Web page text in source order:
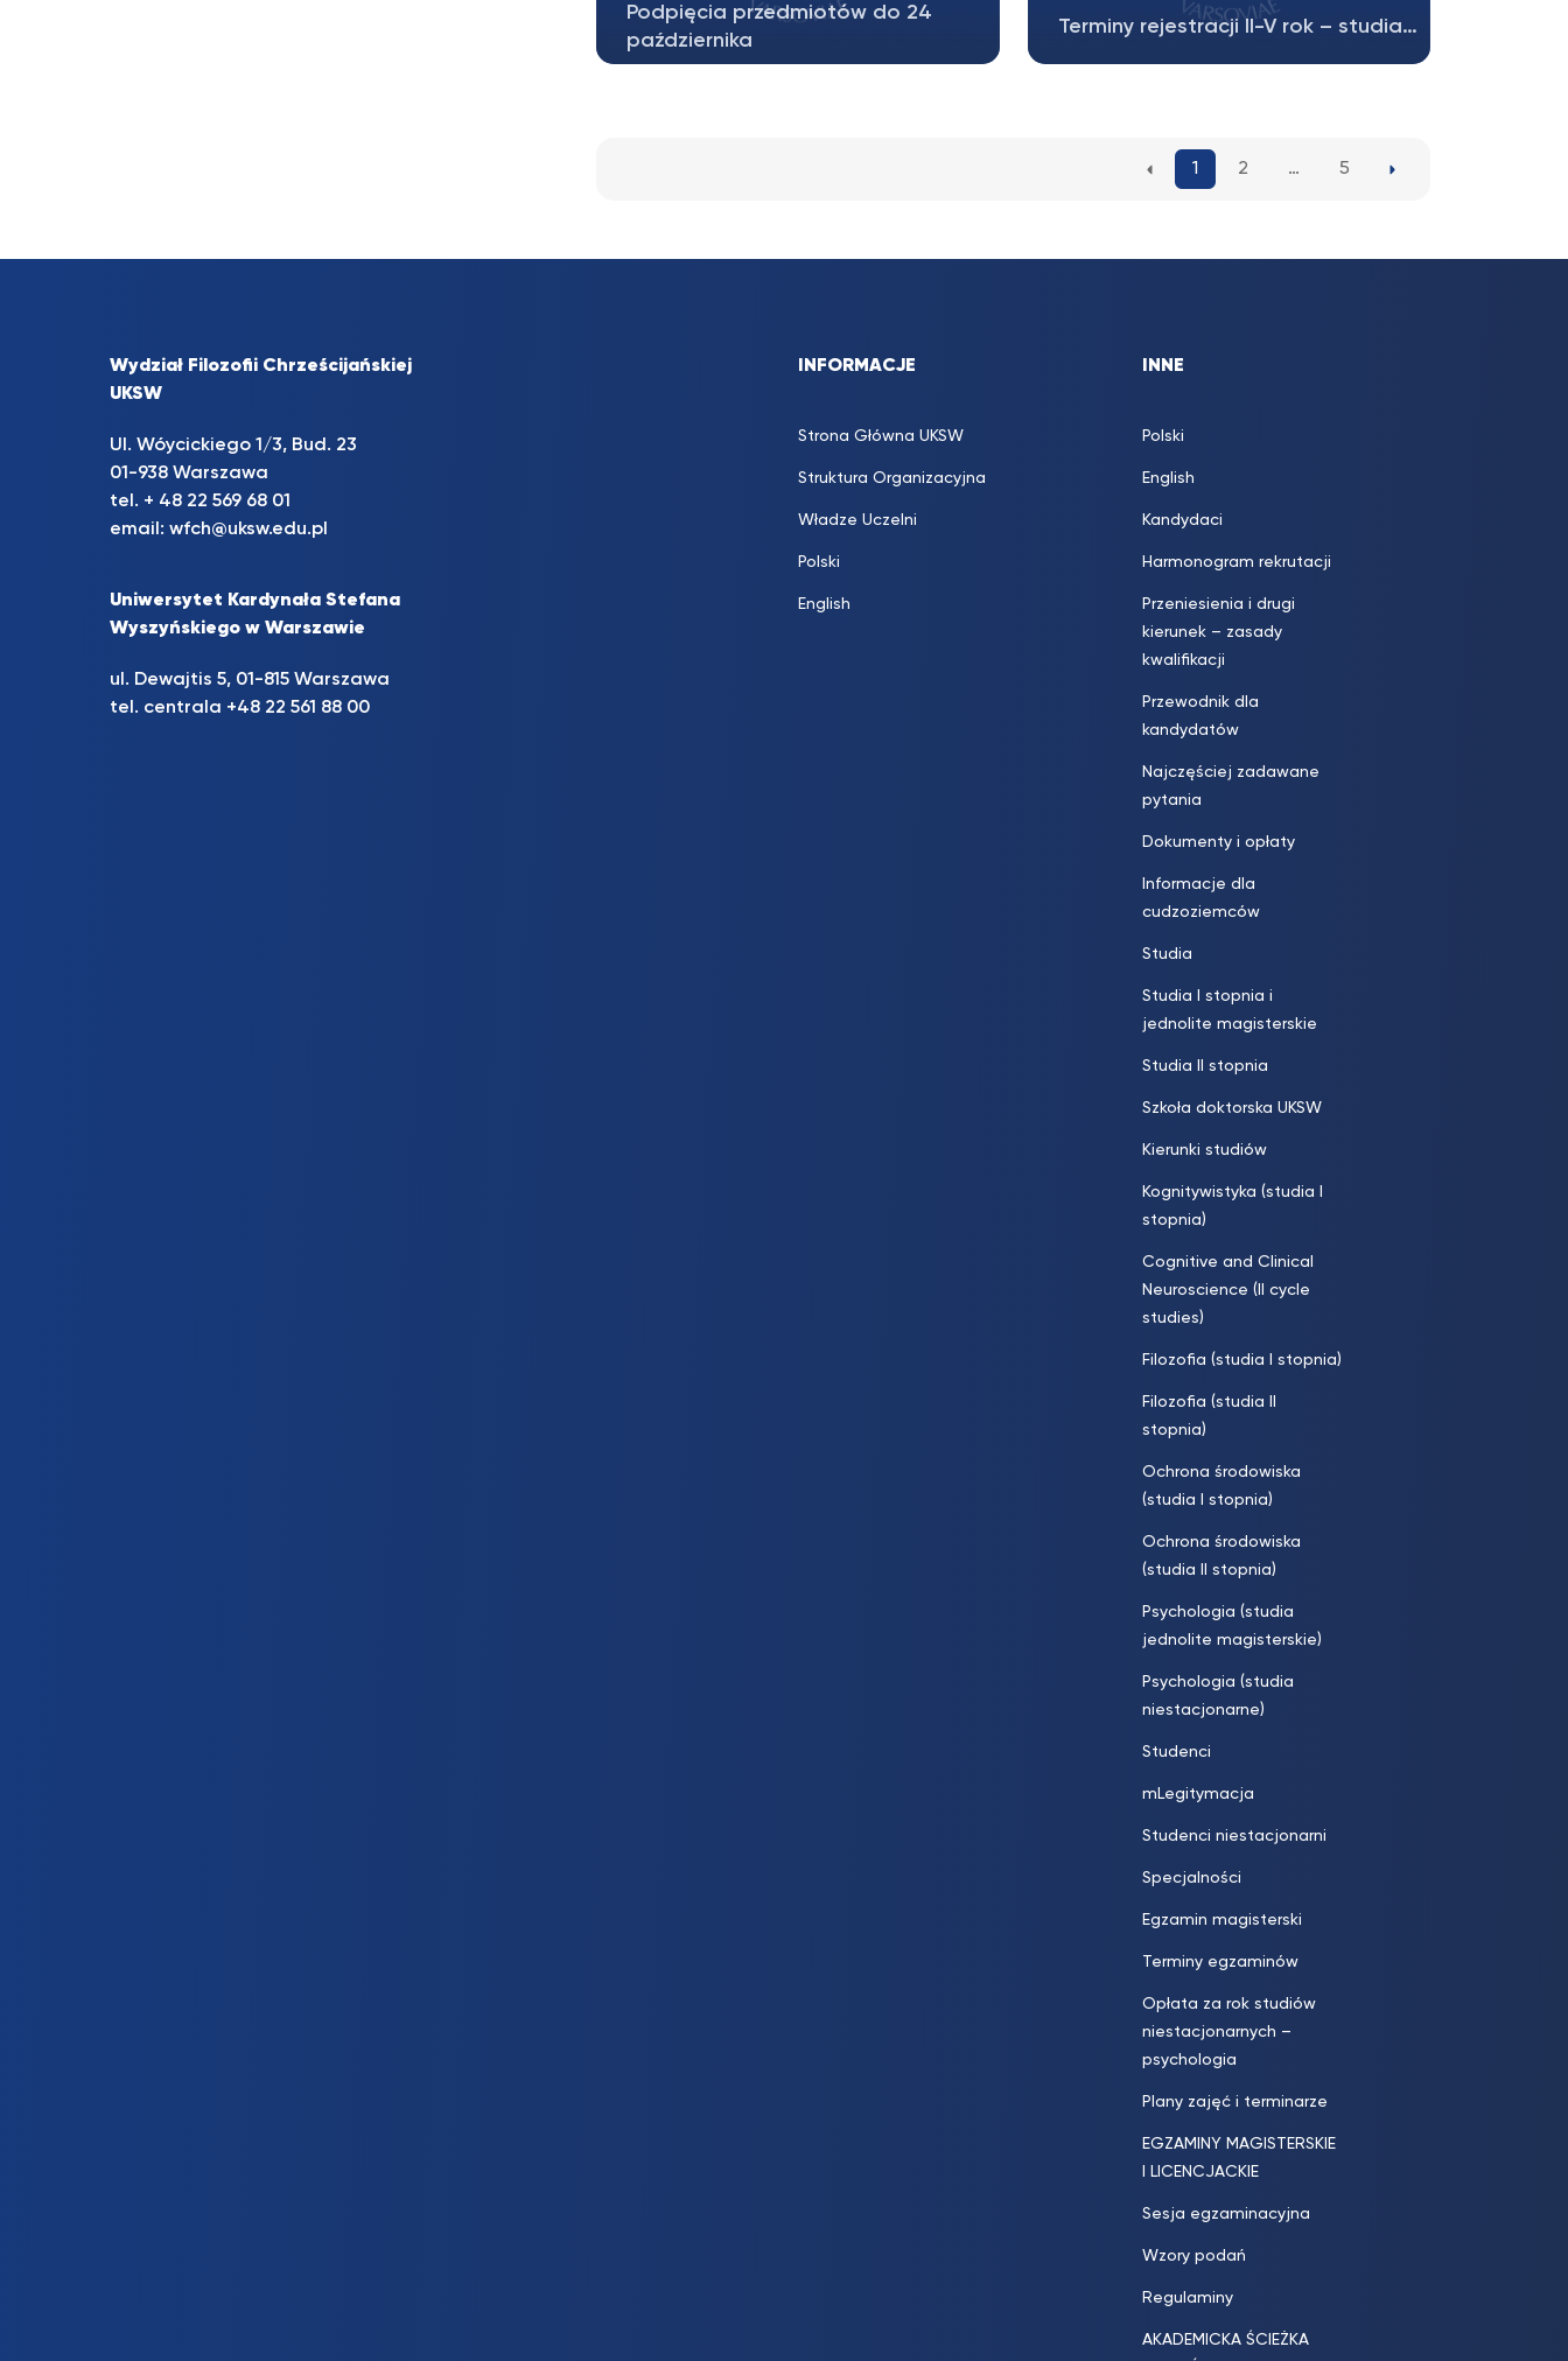
Podpięcia przedmiotów do 24
października
Terminy rejestracji II-V rok – studia…
1 2 … 5
Wydział Filozofii Chrześcijańskiej
UKSW
Ul. Wóycickiego 1/3, Bud. 23
01-938 Warszawa
tel. + 48 22 569 68 01
email: wfch@uksw.edu.pl
Uniwersytet Kardynała Stefana
Wyszyńskiego w Warszawie
ul. Dewajtis 5, 01-815 Warszawa
tel. centrala +48 22 561 88 00
INFORMACJE
Strona Główna UKSW
Struktura Organizacyjna
Władze Uczelni
Polski
English
INNE
Polski
English
Kandydaci
Harmonogram rekrutacji
Przeniesienia i drugi
kierunek – zasady
kwalifikacji
Przewodnik dla
kandydatów
Najczęściej zadawane
pytania
Dokumenty i opłaty
Informacje dla
cudzoziemców
Studia
Studia I stopnia i
jednolite magisterskie
Studia II stopnia
Szkoła doktorska UKSW
Kierunki studiów
Kognitywistyka (studia I
stopnia)
Cognitive and Clinical
Neuroscience (II cycle
studies)
Filozofia (studia I stopnia)
Filozofia (studia II
stopnia)
Ochrona środowiska
(studia I stopnia)
Ochrona środowiska
(studia II stopnia)
Psychologia (studia
jednolite magisterskie)
Psychologia (studia
niestacjonarne)
Studenci
mLegitymacja
Studenci niestacjonarni
Specjalności
Egzamin magisterski
Terminy egzaminów
Opłata za rok studiów
niestacjonarnych –
psychologia
Plany zajęć i terminarze
EGZAMINY MAGISTERSKIE
I LICENCJACKIE
Sesja egzaminacyjna
Wzory podań
Regulaminy
AKADEMICKA ŚCIEŻKA